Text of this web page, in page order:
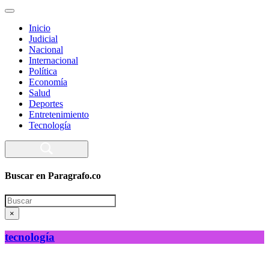
Inicio
Judicial
Nacional
Internacional
Política
Economía
Salud
Deportes
Entretenimiento
Tecnología
Buscar en Paragrafo.co
Search
×
tecnología